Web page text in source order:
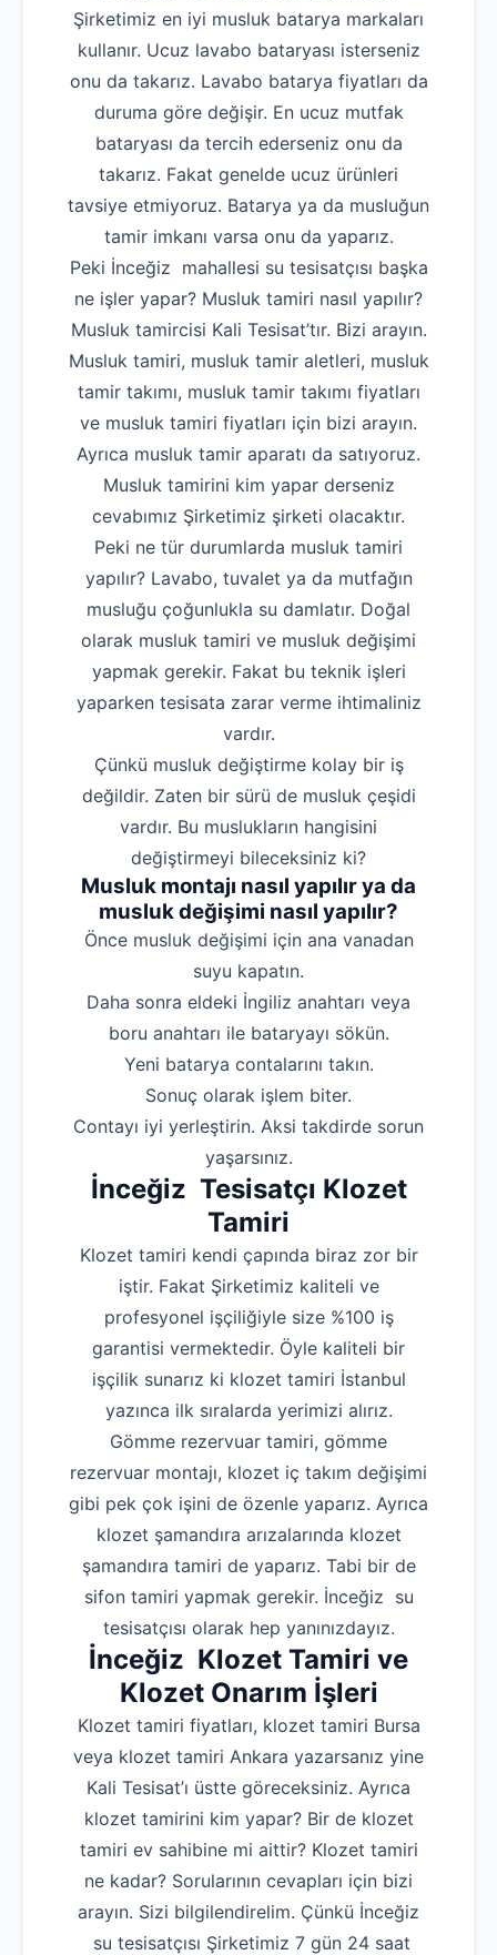
Şirketimiz en iyi musluk batarya markaları
kullanır. Ucuz lavabo bataryası isterseniz
onu da takarız. Lavabo batarya fiyatları da
duruma göre değişir. En ucuz mutfak
bataryası da tercih ederseniz onu da
takarız. Fakat genelde ucuz ürünleri
tavsiye etmiyoruz. Batarya ya da musluğun
tamir imkanı varsa onu da yaparız.
Peki İnceğiz mahallesi su tesisatçısı başka
ne işler yapar? Musluk tamiri nasıl yapılır?
Musluk tamircisi Kali Tesisat’tır. Bizi arayın.
Musluk tamiri, musluk tamir aletleri, musluk
tamir takımı, musluk tamir takımı fiyatları
ve musluk tamiri fiyatları için bizi arayın.
Ayrıca musluk tamir aparatı da satıyoruz.
Musluk tamirini kim yapar derseniz
cevabımız Şirketimiz şirketi olacaktır.
Peki ne tür durumlarda musluk tamiri
yapılır? Lavabo, tuvalet ya da mutfağın
musluğu çoğunlukla su damlatır. Doğal
olarak musluk tamiri ve musluk değişimi
yapmak gerekir. Fakat bu teknik işleri
yaparken tesisata zarar verme ihtimaliniz
vardır.
Çünkü musluk değiştirme kolay bir iş
değildir. Zaten bir sürü de musluk çeşidi
vardır. Bu muslukların hangisini
değiştirmeyi bileceksiniz ki?
Musluk montajı nasıl yapılır ya da
musluk değişimi nasıl yapılır?
‌Önce musluk değişimi için ana vanadan
suyu kapatın.
‌Daha sonra eldeki İngiliz anahtarı veya
boru anahtarı ile bataryayı sökün.
‌Yeni batarya contalarını takın.
‌Sonuç olarak işlem biter.
‌Contayı iyi yerleştirin. Aksi takdirde sorun
yaşarsınız.
İnceğiz Tesisatçı Klozet
Tamiri
Klozet tamiri kendi çapında biraz zor bir
iştir. Fakat Şirketimiz kaliteli ve
profesyonel işçiliğiyle size %100 iş
garantisi vermektedir. Öyle kaliteli bir
işçilik sunarız ki klozet tamiri İstanbul
yazınca ilk sıralarda yerimizi alırız.
Gömme rezervuar tamiri, gömme
rezervuar montajı, klozet iç takım değişimi
gibi pek çok işini de özenle yaparız. Ayrıca
klozet şamandıra arızalarında klozet
şamandıra tamiri de yaparız. Tabi bir de
sifon tamiri yapmak gerekir. İnceğiz su
tesisatçısı olarak hep yanınızdayız.
İnceğiz Klozet Tamiri ve
Klozet Onarım İşleri
Klozet tamiri fiyatları, klozet tamiri Bursa
veya klozet tamiri Ankara yazarsanız yine
Kali Tesisat’ı üstte göreceksiniz. Ayrıca
klozet tamirini kim yapar? Bir de klozet
tamiri ev sahibine mi aittir? Klozet tamiri
ne kadar? Sorularının cevapları için bizi
arayın. Sizi bilgilendirelim. Çünkü İnceğiz
su tesisatçısı Şirketimiz 7 gün 24 saat